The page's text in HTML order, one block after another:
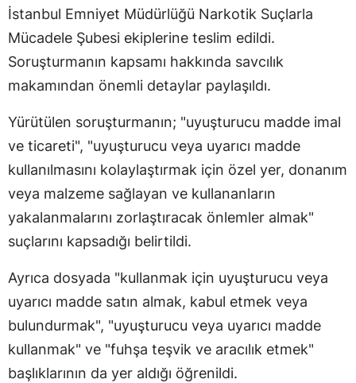
İstanbul Emniyet Müdürlüğü Narkotik Suçlarla
Mücadele Şubesi ekiplerine teslim edildi.
Soruşturmanın kapsamı hakkında savcılık
makamından önemli detaylar paylaşıldı.
Yürütülen soruşturmanın; "uyuşturucu madde imal
ve ticareti", "uyuşturucu veya uyarıcı madde
kullanılmasını kolaylaştırmak için özel yer, donanım
veya malzeme sağlayan ve kullananların
yakalanmalarını zorlaştıracak önlemler almak"
suçlarını kapsadığı belirtildi.
Ayrıca dosyada "kullanmak için uyuşturucu veya
uyarıcı madde satın almak, kabul etmek veya
bulundurmak", "uyuşturucu veya uyarıcı madde
kullanmak" ve "fuhşa teşvik ve aracılık etmek"
başlıklarının da yer aldığı öğrenildi.